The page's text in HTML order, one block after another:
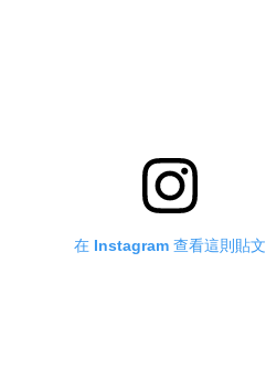
在 Instagram 查看這則貼文